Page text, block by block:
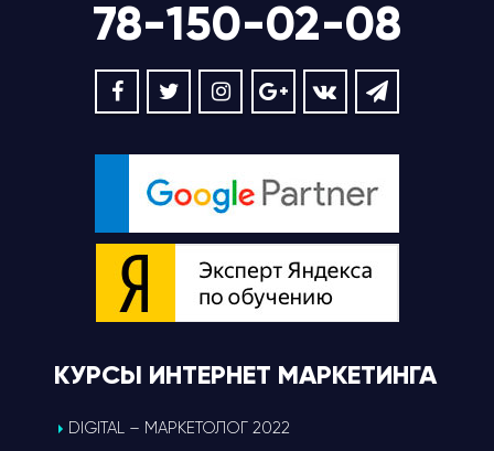
78-150-02-08
КУРСЫ ИНТЕРНЕТ МАРКЕТИНГА
DIGITAL – МАРКЕТОЛОГ 2022